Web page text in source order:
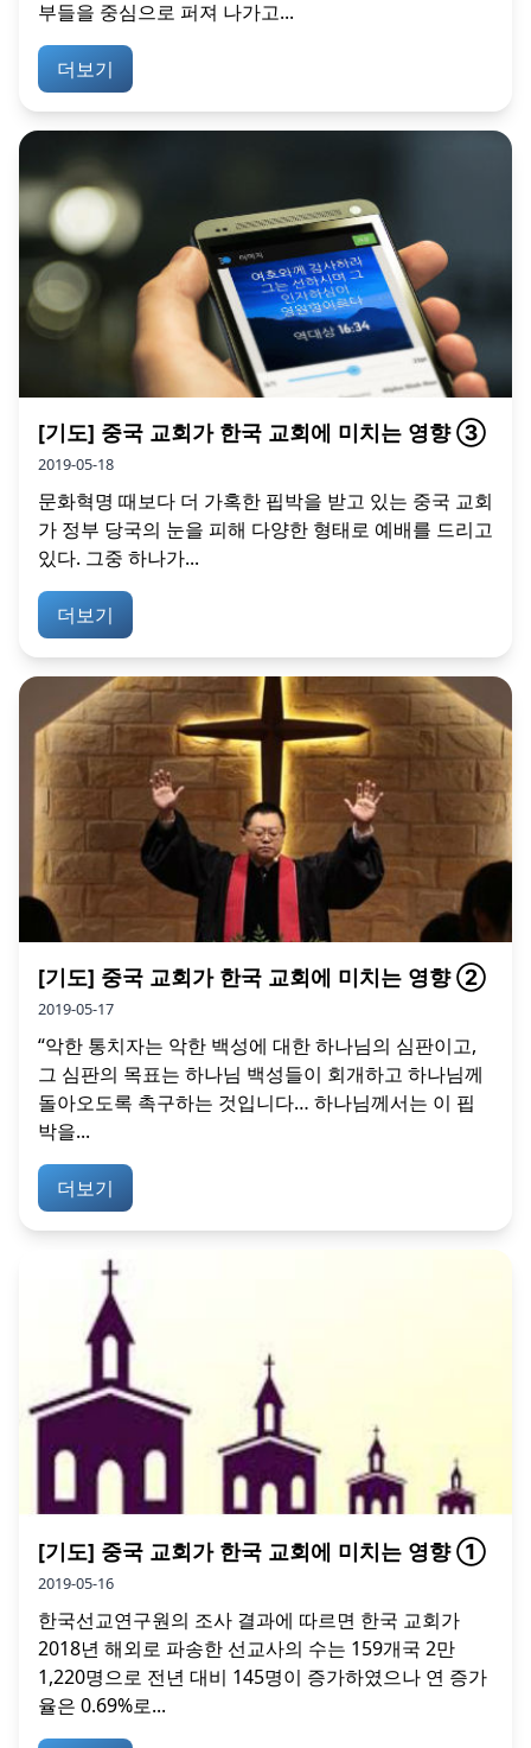
부들을 중심으로 퍼져 나가고...
더보기
[기도] 중국 교회가 한국 교회에 미치는 영향 ③
2019-05-18
문화혁명 때보다 더 가혹한 핍박을 받고 있는 중국 교회
가 정부 당국의 눈을 피해 다양한 형태로 예배를 드리고
있다. 그중 하나가...
더보기
[기도] 중국 교회가 한국 교회에 미치는 영향 ②
2019-05-17
“악한 통치자는 악한 백성에 대한 하나님의 심판이고,
그 심판의 목표는 하나님 백성들이 회개하고 하나님께
돌아오도록 촉구하는 것입니다… 하나님께서는 이 핍
박을...
더보기
[기도] 중국 교회가 한국 교회에 미치는 영향 ①
2019-05-16
한국선교연구원의 조사 결과에 따르면 한국 교회가
2018년 해외로 파송한 선교사의 수는 159개국 2만
1,220명으로 전년 대비 145명이 증가하였으나 연 증가
율은 0.69%로...